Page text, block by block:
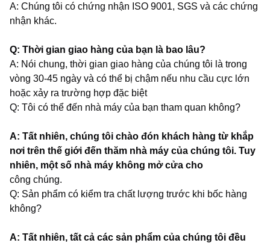
A: Chúng tôi có chứng nhận ISO 9001, SGS và các chứng
nhận khác.
Q: Thời gian giao hàng của bạn là bao lâu?
A: Nói chung, thời gian giao hàng của chúng tôi là trong
vòng 30-45 ngày và có thể bị chậm nếu nhu cầu cực lớn
hoặc xảy ra trường hợp đặc biệt
Q: Tôi có thể đến nhà máy của bạn tham quan không?
A: Tất nhiên, chúng tôi chào đón khách hàng từ khắp
nơi trên thế giới đến thăm nhà máy của chúng tôi. Tuy
nhiên, một số nhà máy không mở cửa cho
công chúng.
Q: Sản phẩm có kiểm tra chất lượng trước khi bốc hàng
không?
A: Tất nhiên, tất cả các sản phẩm của chúng tôi đều